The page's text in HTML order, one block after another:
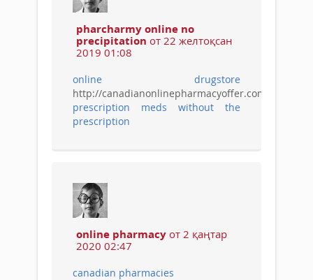
pharcharmy online no
precipitation от 22 желтоқсан
2019 01:08
online drugstore
http://canadianonlinepharmacyoffer.com/
prescription meds without the
prescription
online pharmacy от 2 қаңтар
2020 02:47
canadian pharmacies